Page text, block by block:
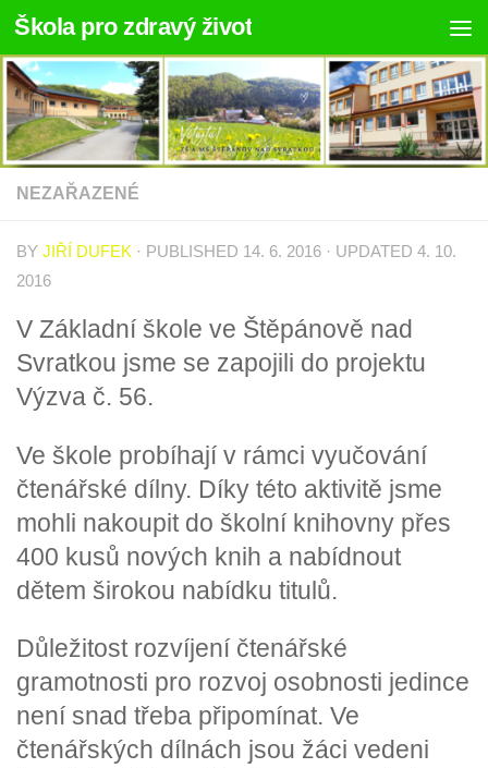
Skip to content
Škola pro zdravý život
NEZAŘAZENÉ
BY JIŘÍ DUFEK · PUBLISHED 14. 6. 2016 · UPDATED 4. 10.
2016
V Základní škole ve Štěpánově nad
Svratkou jsme se zapojili do projektu
Výzva č. 56.
Ve škole probíhají v rámci vyučování
čtenářské dílny. Díky této aktivitě jsme
mohli nakoupit do školní knihovny přes
400 kusů nových knih a nabídnout
dětem širokou nabídku titulů.
Důležitost rozvíjení čtenářské
gramotnosti pro rozvoj osobnosti jedince
není snad třeba připomínat. Ve
čtenářských dílnách jsou žáci vedeni